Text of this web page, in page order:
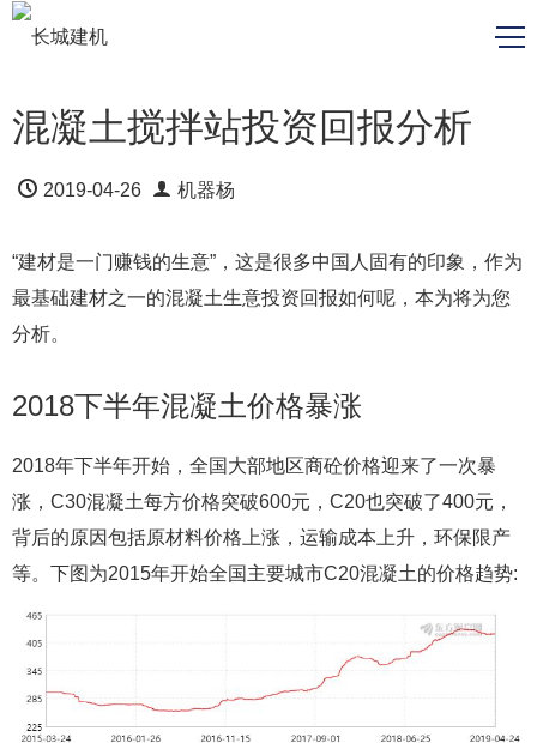
混凝土搅拌站投资回报分析
2019-04-26 机器杨
“建材是一门赚钱的生意”，这是很多中国人固有的印象，作为
最基础建材之一的混凝土生意投资回报如何呢，本为将为您
分析。
2018下半年混凝土价格暴涨
2018年下半年开始，全国大部地区商砼价格迎来了一次暴
涨，C30混凝土每方价格突破600元，C20也突破了400元，
背后的原因包括原材料价格上涨，运输成本上升，环保限产
等。下图为2015年开始全国主要城市C20混凝土的价格趋势: